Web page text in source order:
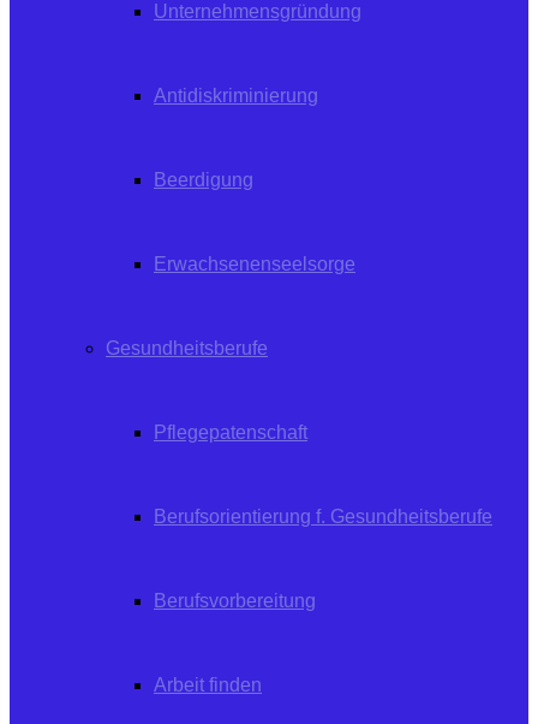
Unternehmensgründung
Antidiskriminierung
Beerdigung
Erwachsenenseelsorge
Gesundheitsberufe
Pflegepatenschaft
Berufsorientierung f. Gesundheitsberufe
Berufsvorbereitung
Arbeit finden